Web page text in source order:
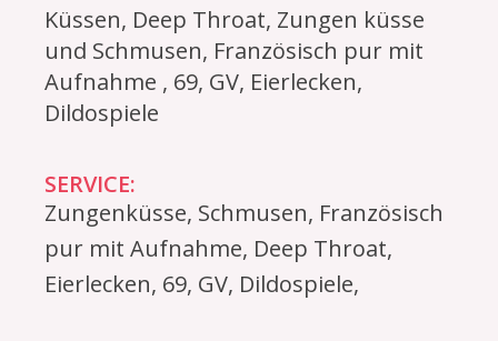
Küssen, Deep Throat, Zungen küsse
und Schmusen, Französisch pur mit
Aufnahme , 69, GV, Eierlecken,
Dildospiele
SERVICE:
Zungenküsse, Schmusen, Französisch
pur mit Aufnahme, Deep Throat,
Eierlecken, 69, GV, Dildospiele,